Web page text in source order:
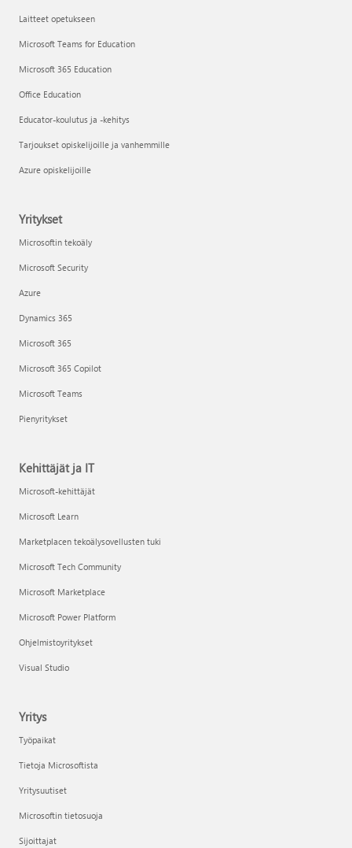
Laitteet opetukseen
Microsoft Teams for Education
Microsoft 365 Education
Office Education
Educator-koulutus ja -kehitys
Tarjoukset opiskelijoille ja vanhemmille
Azure opiskelijoille
Yritykset
Microsoftin tekoäly
Microsoft Security
Azure
Dynamics 365
Microsoft 365
Microsoft 365 Copilot
Microsoft Teams
Pienyritykset
Kehittäjät ja IT
Microsoft-kehittäjät
Microsoft Learn
Marketplacen tekoälysovellusten tuki
Microsoft Tech Community
Microsoft Marketplace
Microsoft Power Platform
Ohjelmistoyritykset
Visual Studio
Yritys
Työpaikat
Tietoja Microsoftista
Yritysuutiset
Microsoftin tietosuoja
Sijoittajat